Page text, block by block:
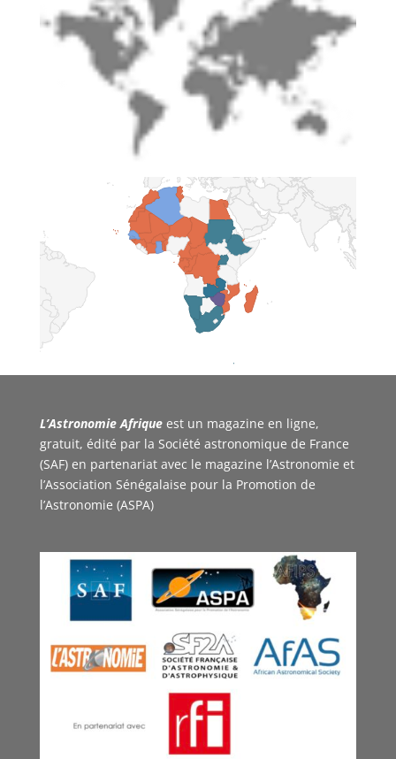
L’Astronomie Afrique est un magazine en ligne,
gratuit, édité par la Société astronomique de France
(SAF) en partenariat avec le magazine l’Astronomie et
l’Association Sénégalaise pour la Promotion de
l’Astronomie (ASPA)